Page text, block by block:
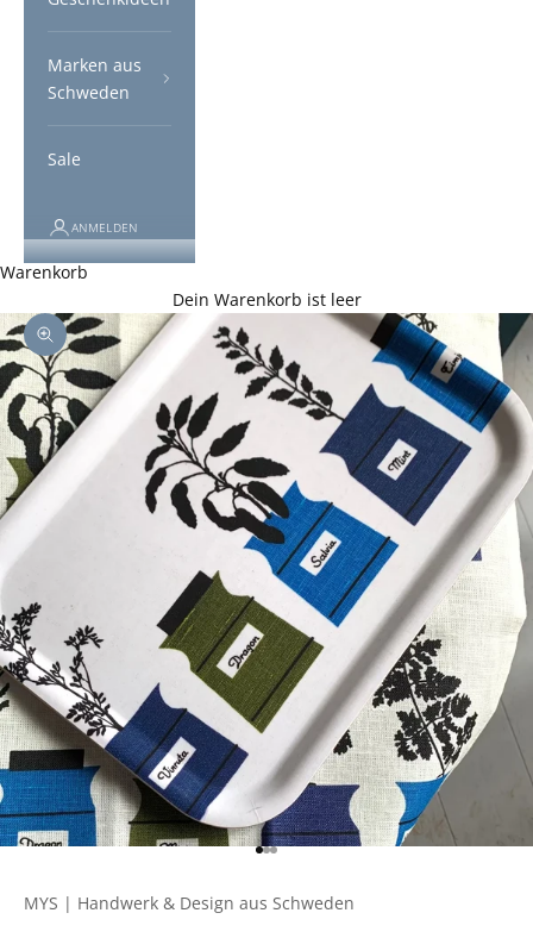
Marken aus
Schweden
Sale
ANMELDEN
Warenkorb
Dein Warenkorb ist leer
Bild vergrößern
Gehe zu Element 1
Gehe zu Element 2
Gehe zu Element 3
MYS | Handwerk & Design aus Schweden